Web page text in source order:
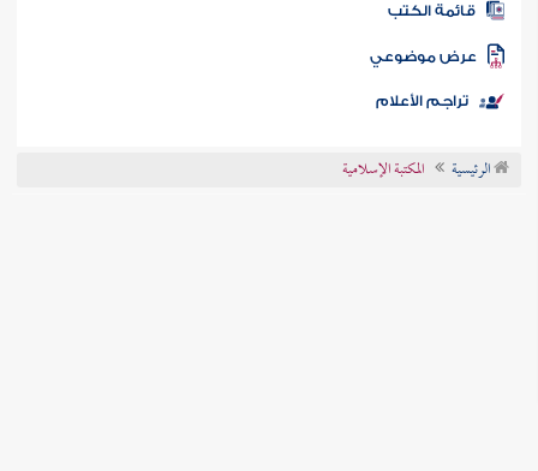
المكتبة
الكتب
موضوعي
تراجم الأعلام
الرئيسية المكتبة الإسلامية